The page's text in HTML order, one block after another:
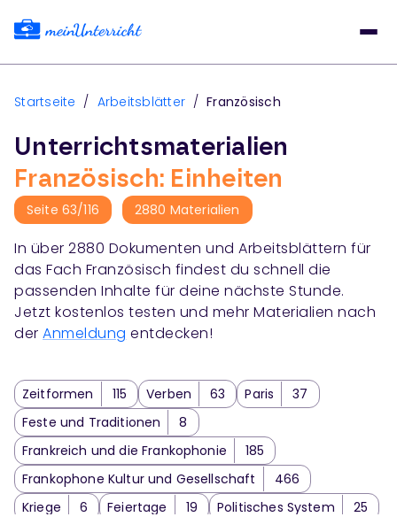
Startseite / Arbeitsblätter / Französisch
Unterrichtsmaterialien
Französisch: Einheiten
Seite 63/116 2880 Materialien
In über 2880 Dokumenten und Arbeitsblättern für
das Fach Französisch findest du schnell die
passenden Inhalte für deine nächste Stunde.
Jetzt kostenlos testen und mehr Materialien nach
der Anmeldung entdecken!
Zeitformen 115 Verben 63 Paris
37
Feste und Traditionen
8
Frankreich und die Frankophonie
185
Frankophone Kultur und Gesellschaft
466
Kriege
6 Feiertage 19 Politisches System
25